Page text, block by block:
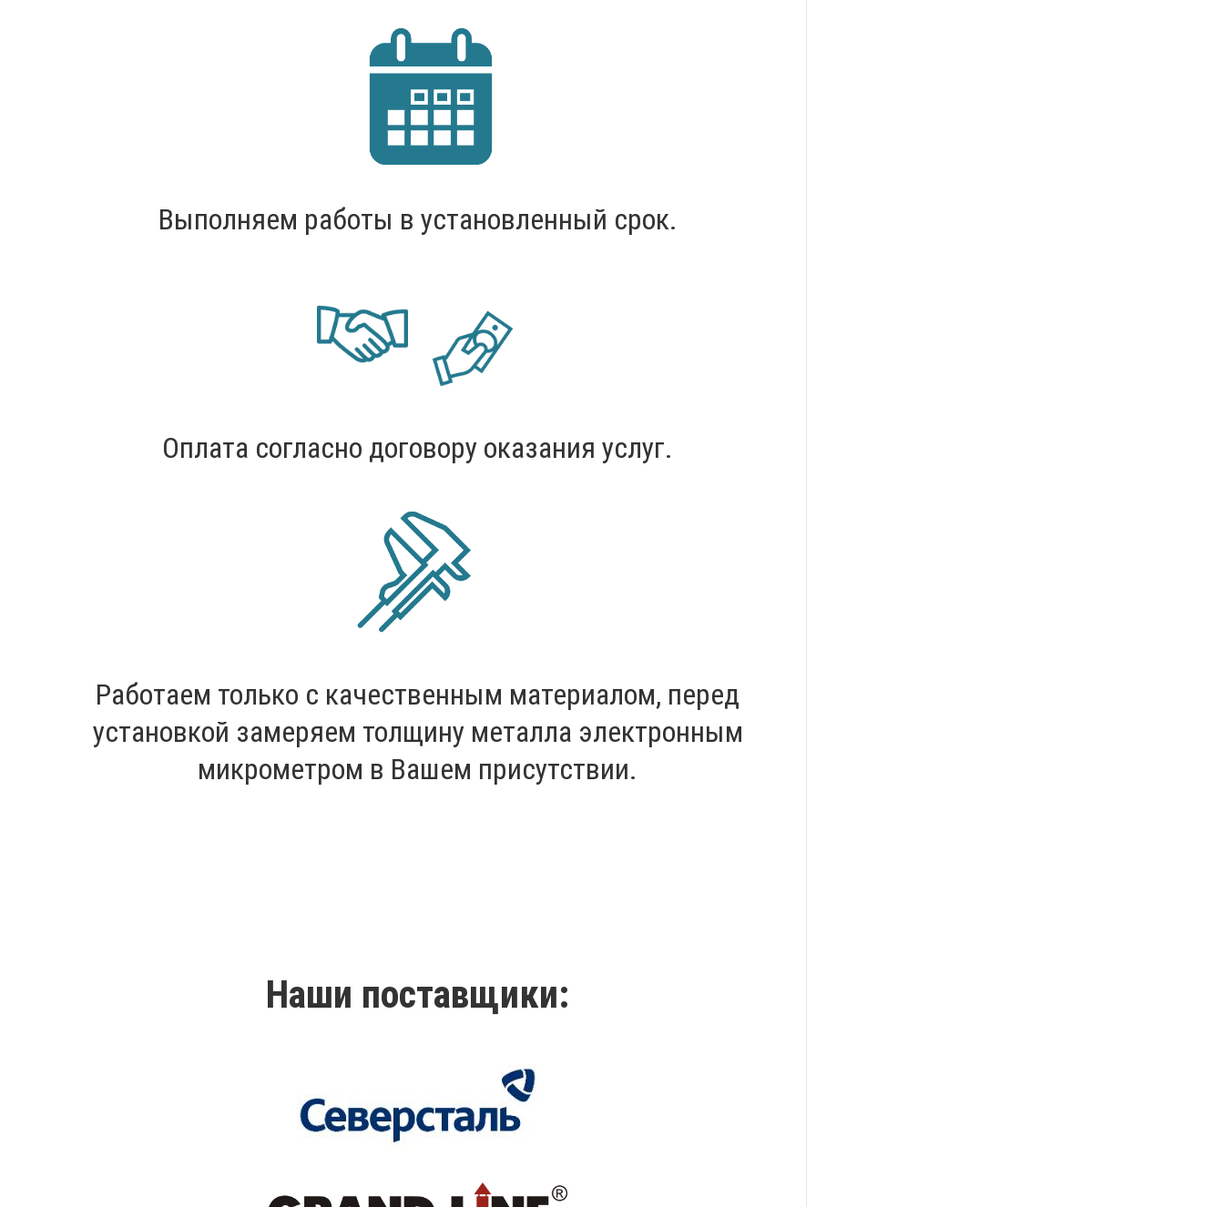
Выполняем работы в установленный срок.
Оплата согласно договору оказания услуг.
Работаем только с качественным материалом, перед
установкой замеряем толщину металла электронным
микрометром в Вашем присутствии.
Наши поставщики: